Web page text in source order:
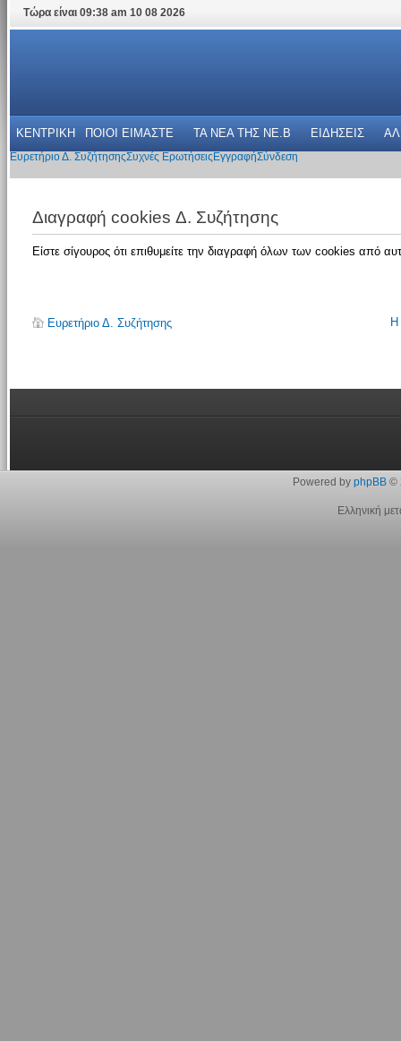
Τώρα είναι 09:38 am 10 08 2026
ΚΕΝΤΡΙΚΗ ΠΟΙΟΙ ΕΙΜΑΣΤΕ ΤΑ ΝΕΑ THΣ NE.B ΕΙΔΗΣΕΙΣ
Ευρετήριο Δ. ΣυζήτησηςΣυχνές Ερωτήσεις ΕγγραφήΣύνδεση
Διαγραφή cookies Δ. Συζήτησης
Είστε σίγουρος ότι επιθυμείτε την διαγραφή όλων των cookies από
Ευρετήριο Δ. Συζήτησης Η
Powered by phpBB©
Ελληνική